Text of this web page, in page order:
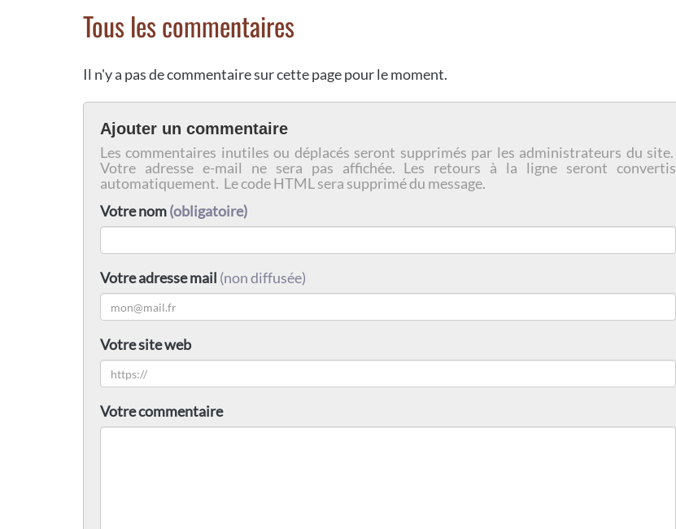
Tous les commentaires
Il n'y a pas de commentaire sur cette page pour le moment.
Ajouter un commentaire
Les commentaires inutiles ou déplacés seront supprimés par les administrateurs du site.
Votre adresse e-mail ne sera pas affichée. Les retours à la ligne seront convertis
automatiquement. Le code HTML sera supprimé du message.
Votre nom(obligatoire)
Votre adresse mail (non diffusée)
Votre site web
Votre commentaire